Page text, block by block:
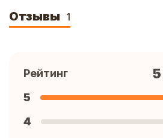
Отзывы 1
Рейтинг 5
5
4